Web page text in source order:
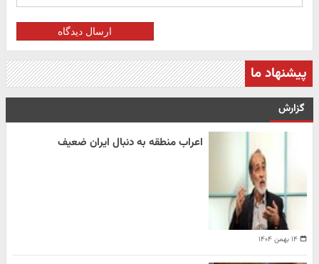
ارسال دیدگاه
پیشنهاد ما
گزارش
۱۴ بهمن ۱۴۰۴
اعراب منطقه به دنبال ایران ضعیف